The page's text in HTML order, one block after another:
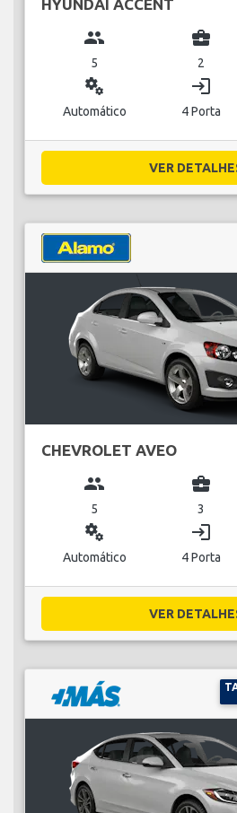
HYUNDAI ACCENT
group
5
business_center
2
miscellaneous_services
Automático
login
4 Porta
VER
CHEVROLET AVEO
group
5
business_center
3
miscellaneous_services
Automático
login
4 Porta
VER